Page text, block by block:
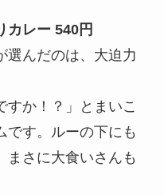
カレー 540円
選んだのは、大迫力
すか！？」とまいこ
です。ルーの下にも
まさに大食いさんも